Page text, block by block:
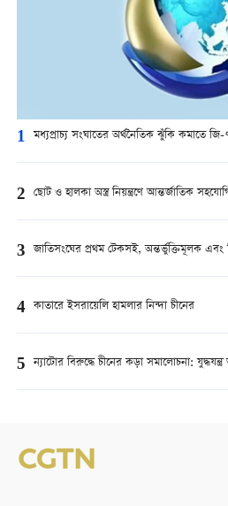
1 মধ্যপ্রাচ্য সংঘাতের অর্থনৈতিক ঝুঁকি কমাতে
2 ছোট ও হালকা অস্ত্র নিয়ন্ত্রণে আন্তর্জাতিক
3 জাতিসংঘের প্রথম টেকসই, অন্তর্ভুক্তিমূলক এবং
4 কাতারে ইসরায়েলি হামলার নিন্দা চীনের
5 ন্যাটোর বিরুদ্ধে চীনের কড়া সমালোচনা: